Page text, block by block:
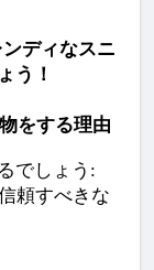
ディなスニ
う！
をする理由
でしょう:
頼すべきな